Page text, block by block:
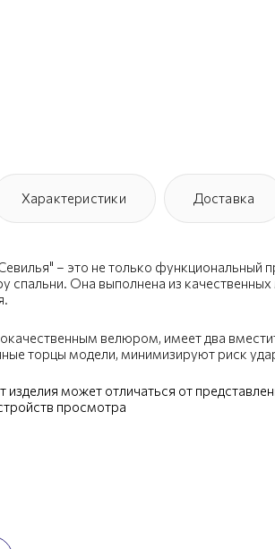
Характеристики Доставка
– это не только функциональный
спальни. Она выполнена из
велюром, имеет два
торцы модели, минимизируют риск
изделия может отличаться от
просмотра